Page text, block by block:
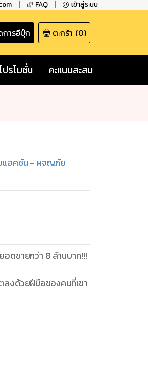
FAQ เข้าสู่ระบบ
การอีบุ๊ก ตะกร้า (0)
โปรโมชั่น คะแนนสะสม
แอคชัน - ผจญภัย
ดขายกว่า 8 ล้านบาท!!!
ลงด้วยฝีมือของคนที่เขา
หม่ของเขาคือ จะไม่